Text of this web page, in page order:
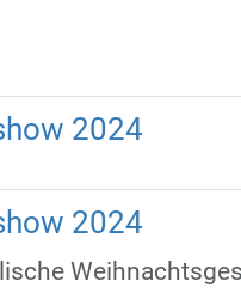
2024
2024